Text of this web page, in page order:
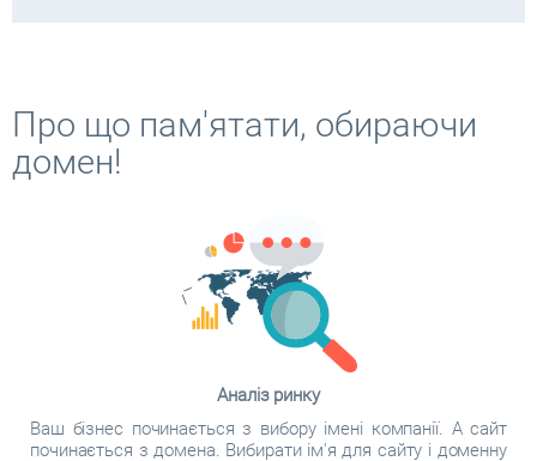
Про що пам'ятати, обираючи
домен!
Аналіз ринку
Ваш бізнес починається з вибору імені компанії. А сайт
починається з домена. Вибирати ім'я для сайту і доменну